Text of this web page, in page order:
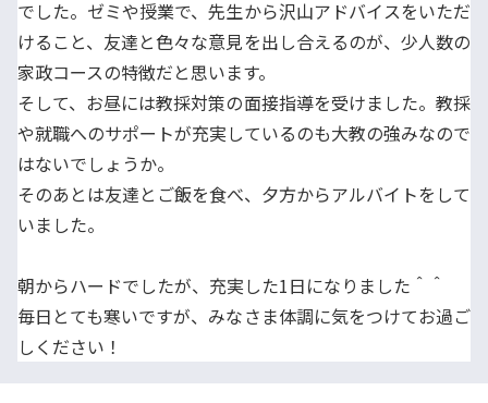
でした。ゼミや授業で、先生から沢山アドバイスをいただ
けること、友達と色々な意見を出し合えるのが、少人数の
家政コースの特徴だと思います。
そして、お昼には教採対策の面接指導を受けました。教採
や就職へのサポートが充実しているのも大教の強みなので
はないでしょうか。
そのあとは友達とご飯を食べ、夕方からアルバイトをして
いました。
朝からハードでしたが、充実した1日になりました＾＾
毎日とても寒いですが、みなさま体調に気をつけてお過ご
しください！